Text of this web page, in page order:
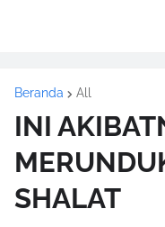
Beranda All
INI
SHALAT